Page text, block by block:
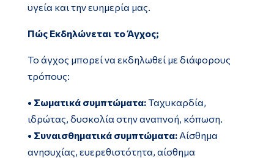
υγεία και την ευημερία μας.
Πώς Εκδηλώνεται το Άγχος;
Το άγχος μπορεί να εκδηλωθεί με διάφορους
τρόπους:
• Σωματικά συμπτώματα:Ταχυκαρδία,
ιδρώτας, δυσκολία στην αναπνοή, κόπωση.
• Συναισθηματικά συμπτώματα:Αίσθημα
ανησυχίας, ευερεθιστότητα, αίσθημα